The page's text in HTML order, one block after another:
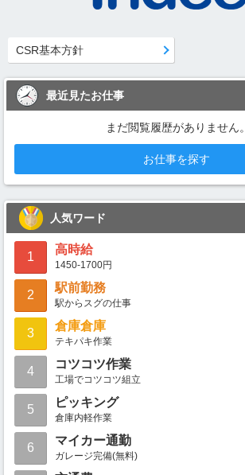
CSR基本方針
最近見たお仕事
まだ閲覧履歴がありません。
お仕事を探す
人気ワード
1
高時給
1450-1700円
2
駅前勤務
駅からスグの仕事
3
倉庫倉庫
テキパキ作業
4
コツコツ作業
工場でコツコツ組立
5
ピッキング
倉庫内軽作業
6
マイカー通勤
ガレージ完備(無料)